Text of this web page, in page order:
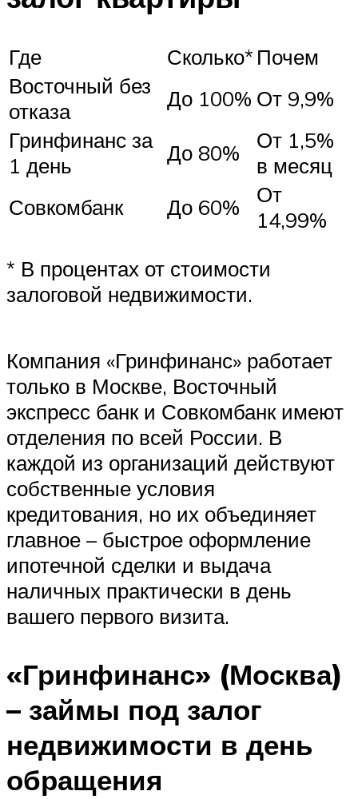
Где Сколько* Почем
Восточный без
отказа
До 100% От 9,9%
Гринфинанс за
1 день
До 80%
От 1,5%
в месяц
Совкомбанк
До 60%
От
14,99%
* В процентах от стоимости
залоговой недвижимости.
Компания «Гринфинанс» работает
только в Москве, Восточный
экспресс банк и Совкомбанк имеют
отделения по всей России. В
каждой из организаций действуют
собственные условия
кредитования, но их объединяет
главное – быстрое оформление
ипотечной сделки и выдача
наличных практически в день
вашего первого визита.
«Гринфинанс» (Москва)
– займы под залог
недвижимости в день
обращения